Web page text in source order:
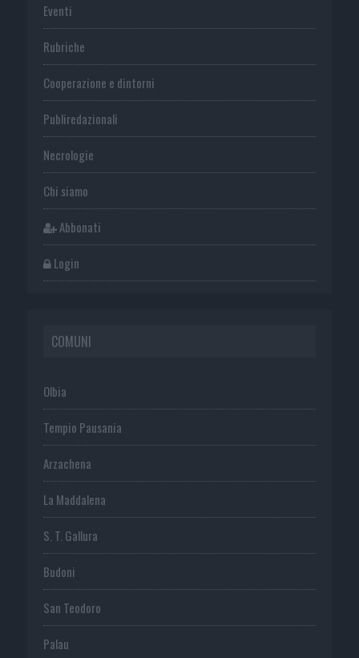
Eventi
Rubriche
Cooperazione e dintorni
Publiredazionali
Necrologie
Chi siamo
Abbonati
Login
COMUNI
Olbia
Tempio Pausania
Arzachena
La Maddalena
S. T. Gallura
Budoni
San Teodoro
Palau